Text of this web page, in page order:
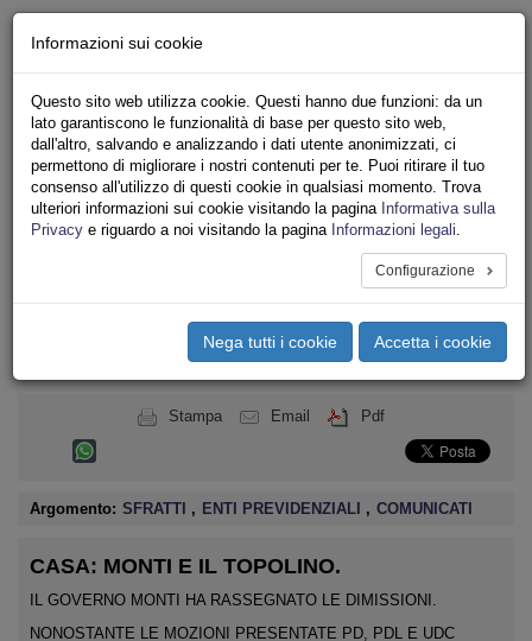
Iscriviti
Ricerca
Area Stampa
Privacy
ASSOCIAZIONI INQUILINI E ABITANTI
navigation
Toggle
Stampa Email Pdf
Argomento: SFRATTI , ENTI PREVIDENZIALI , COMUNICATI
CASA: MONTI E IL TOPOLINO.
IL GOVERNO MONTI HA RASSEGNATO LE DIMISSIONI.
NONOSTANTE LE MOZIONI PRESENTATE PD, PDL E UDC
Informazioni sui cookie
Questo sito web utilizza cookie. Questi hanno due funzioni: da un
lato garantiscono le funzionalità di base per questo sito web,
dall'altro, salvando e analizzando i dati utente anonimizzati, ci
permettono di migliorare i nostri contenuti per te. Puoi ritirare il tuo
consenso all'utilizzo di questi cookie in qualsiasi momento. Trova
ulteriori informazioni sui cookie visitando la pagina Informativa sulla
Privacy e riguardo a noi visitando la pagina Informazioni legali.
Configurazione
Nega tutti i cookie Accetta i cookie